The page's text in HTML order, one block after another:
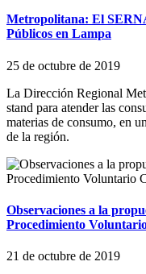
Metropolitana: El
Públicos en Lampa
25 de octubre de 2019
La Dirección Regional
stand para atender las
materias de consumo, en
de la región.
Observaciones a la
Procedimiento
21 de octubre de 2019